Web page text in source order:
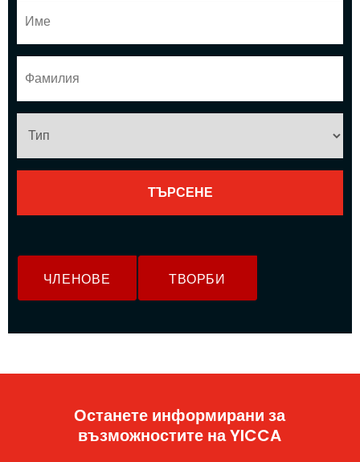
ЧЛЕНОВЕ ТВОРБИ
Останете информирани за
възможностите на YICCA